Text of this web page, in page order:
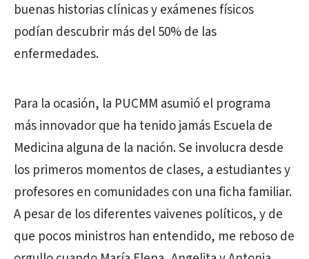
buenas historias clínicas y exámenes físicos
podían descubrir más del 50% de las
enfermedades.
Para la ocasión, la PUCMM asumió el programa
más innovador que ha tenido jamás Escuela de
Medicina alguna de la nación. Se involucra desde
los primeros momentos de clases, a estudiantes y
profesores en comunidades con una ficha familiar.
A pesar de los diferentes vaivenes políticos, y de
que pocos ministros han entendido, me reboso de